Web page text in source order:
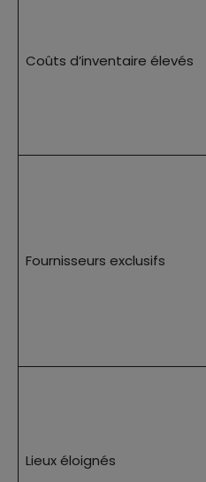
Coûts d’inventaire élevés
Fournisseurs exclusifs
Lieux éloignés